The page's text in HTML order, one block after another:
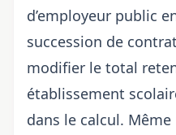
d’employeur public
succession de
modifier le total
établissement
dans le calcul.